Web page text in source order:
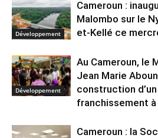
Développement
Cameroun :
Malombo sur le
et-Kellé ce
Développement
Au Cameroun, le
Jean Marie
construction
franchissement à
Cameroun : la